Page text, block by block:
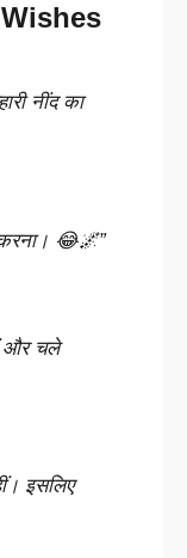
नींद का
😂🌌”
और चले
इसलिए